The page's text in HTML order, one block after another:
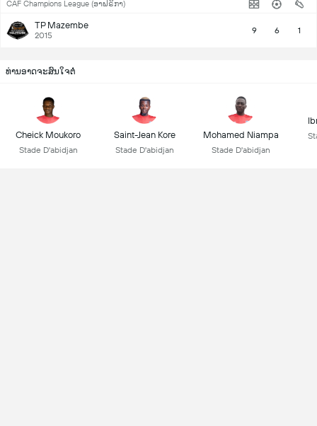
CAF Champions League (ອາຟຣິກາ)
TP Mazembe
2015 9 6 1
ທ່ານອາດຈະສົນໃຈຕໍ່
Cheick Moukoro
Stade D'abidjan
Saint-Jean Kore
Stade D'abidjan
Mohamed Niampa
Stade D'abidjan